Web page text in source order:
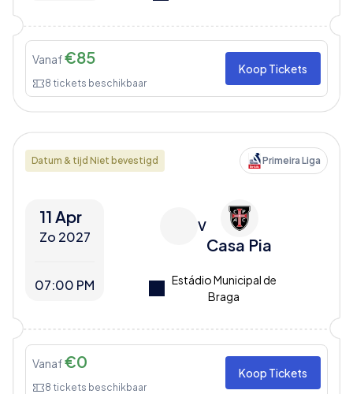
Vanaf€85
8 tickets beschikbaar
Koop Tickets
Datum & tijd Niet bevestigd Primeira Liga
11 Apr
Zo 2027
07:00 PM
V
Casa Pia
Estádio Municipal de
Braga
Vanaf€0
8 tickets beschikbaar
Koop Tickets